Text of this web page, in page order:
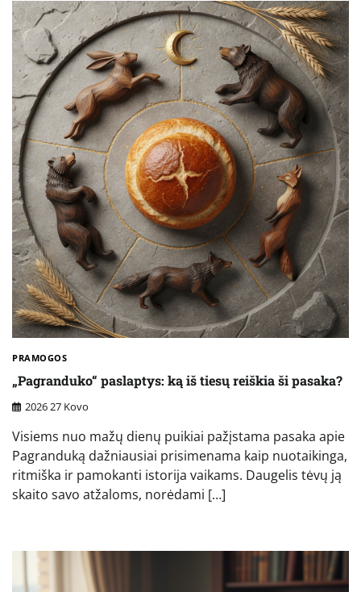
PRAMOGOS
„Pagranduko“ paslaptys: ką iš tiesų reiškia ši pasaka?
2026 27 Kovo
Visiems nuo mažų dienų puikiai pažįstama pasaka apie
Pagranduką dažniausiai prisimenama kaip nuotaikinga,
ritmiška ir pamokanti istorija vaikams. Daugelis tėvų ją
skaito savo atžaloms, norėdami […]